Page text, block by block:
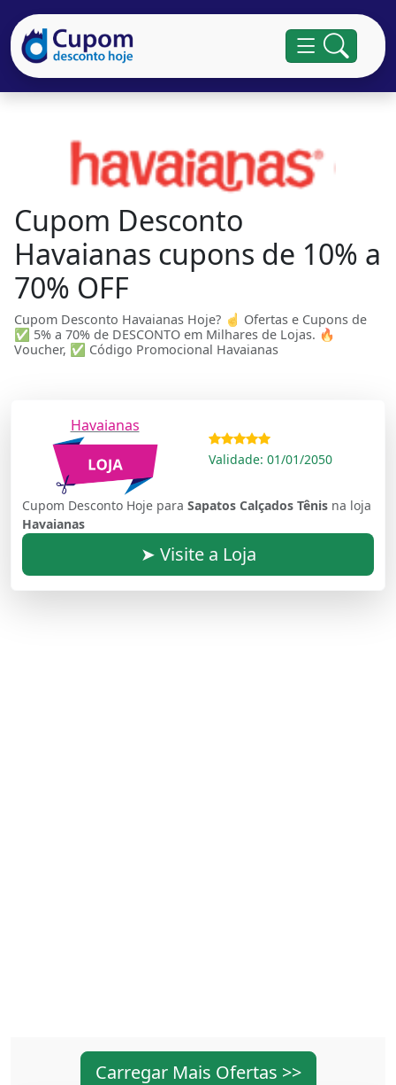
Cupom Desconto
Havaianas cupons de 10% a
70% OFF
Cupom Desconto Havaianas Hoje? ☝ Ofertas e Cupons de
✅ 5% a 70% de DESCONTO em Milhares de Lojas. 🔥
Voucher, ✅ Código Promocional Havaianas
Havaianas
Validade: 01/01/2050
Cupom Desconto Hoje para Sapatos Calçados Tênis na loja
Havaianas
➤ Visite a Loja
Carregar Mais Ofertas >>